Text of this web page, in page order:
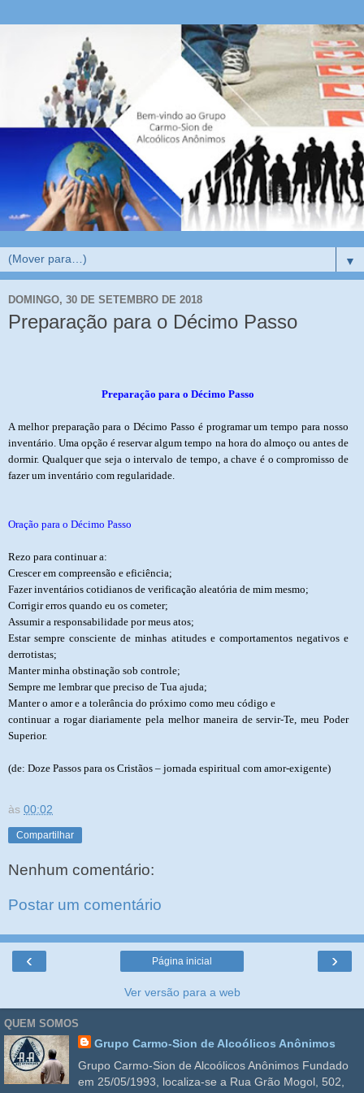
▼
DOMINGO, 30 DE SETEMBRO DE 2018
Preparação para o Décimo Passo
Preparação para o Décimo Passo
A melhor preparação para o Décimo Passo é programar um tempo para nosso
inventário. Uma opção é reservar algum tempo na hora do almoço ou antes de
dormir. Qualquer que seja o intervalo de tempo, a chave é o compromisso de
fazer um inventário com regularidade.
Oração para o Décimo Passo
Rezo para continuar a:
Crescer em compreensão e eficiência;
Fazer inventários cotidianos de verificação aleatória de mim mesmo;
Corrigir erros quando eu os cometer;
Assumir a responsabilidade por meus atos;
Estar sempre consciente de minhas atitudes e comportamentos negativos e
derrotistas;
Manter minha obstinação sob controle;
Sempre me lembrar que preciso de Tua ajuda;
Manter o amor e a tolerância do próximo como meu código e
continuar a rogar diariamente pela melhor maneira de servir-Te, meu Poder
Superior.
(de: Doze Passos para os Cristãos – jornada espiritual com amor-exigente)
às 00:02
Compartilhar
Nenhum comentário:
Postar um comentário
‹ ›
Página inicial
Ver versão para a web
QUEM SOMOS
Grupo Carmo-Sion de Alcoólicos Anônimos
Grupo Carmo-Sion de Alcoólicos Anônimos Fundado
em 25/05/1993, localiza-se a Rua Grão Mogol, 502,